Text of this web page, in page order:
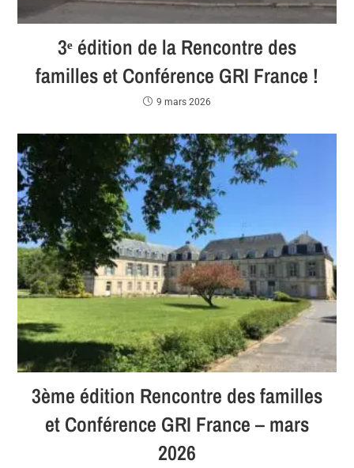
3ᵉ édition de la Rencontre des
familles et Conférence GRI France !
9 mars 2026
3ème édition Rencontre des familles
et Conférence GRI France – mars
2026